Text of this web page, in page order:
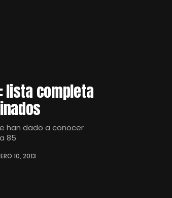
lista completa
han dado a conocer
85
10, 2013